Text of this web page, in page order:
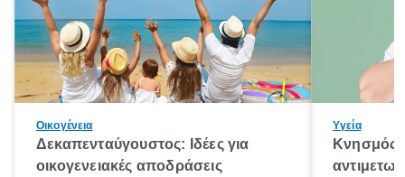
Οικογένεια
Δεκαπενταύγουστος: Ιδέες για
οικογενειακές αποδράσεις
Υγεία
Κνησμός: